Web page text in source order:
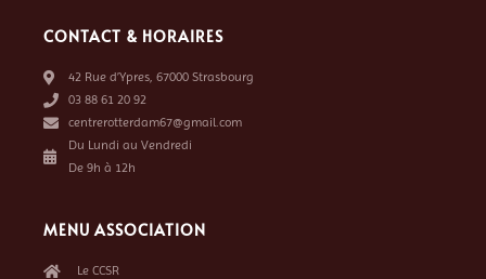
CONTACT & HORAIRES
42 Rue d’Ypres, 67000 Strasbourg
03 88 61 20 92
centrerotterdam67@gmail.com
Du Lundi au Vendredi
De 9h à 12h
MENU ASSOCIATION
Le CCSR